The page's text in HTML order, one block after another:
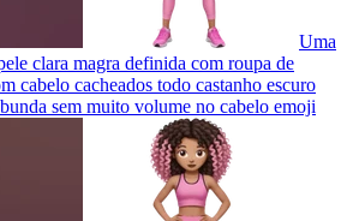
Uma
clara magra definida com roupa de
cabelo cacheados todo castanho escuro
sem muito volume no cabelo emoji